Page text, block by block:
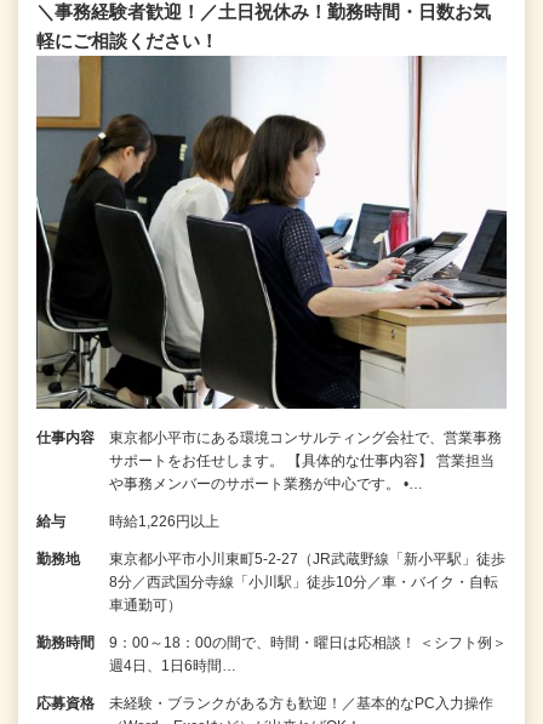
＼事務経験者歓迎！／土日祝休み！勤務時間・日数お気
軽にご相談ください！
仕事内容
東京都小平市にある環境コンサルティング会社で、営業事務
サポートをお任せします。 【具体的な仕事内容】 営業担当
や事務メンバーのサポート業務が中心です。 •…
給与 時給1,226円以上
勤務地
東京都小平市小川東町5-2-27（JR武蔵野線「新小平駅」徒歩
8分／西武国分寺線「小川駅」徒歩10分／車・バイク・自転
車通勤可）
勤務時間
9：00～18：00の間で、時間・曜日は応相談！ ＜シフト例＞
週4日、1日6時間…
応募資格
未経験・ブランクがある方も歓迎！／基本的なPC入力操作